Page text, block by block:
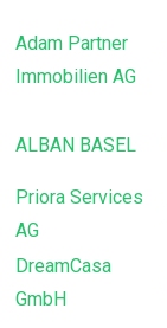
Adam Partner
Immobilien AG
ALBAN BASEL
Priora Services
AG
DreamCasa
GmbH